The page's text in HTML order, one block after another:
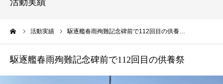
活動実績
活動実績 駆逐艦春雨殉難記念碑前で112回目の供養…
駆逐艦春雨殉難記念碑前で112回目の供養祭
お問い合わせ